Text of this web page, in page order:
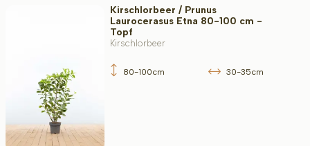
Kirschlorbeer / Prunus
Laurocerasus Etna 80-100 cm -
Topf
Kirschlorbeer
80-100cm 30-35cm